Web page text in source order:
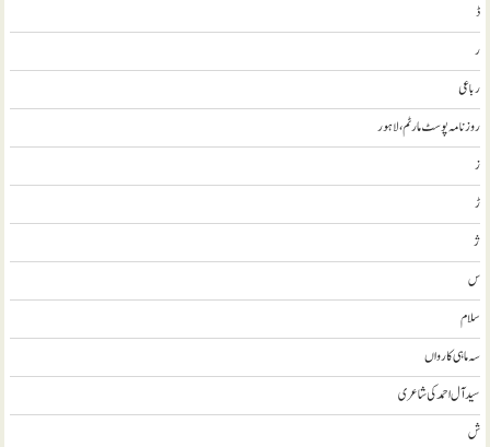
ڈ
ر
رباعی
روزنامہ پوسٹ مارٹم، لاہور
ز
ڑ
ژ
س
سلام
سہ ماہی کارواں
سيد آل احمد کی شاعری
ش